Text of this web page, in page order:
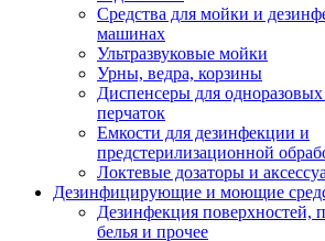
Средства для мойки и
машинах
Ультразвуковые мойки
Урны, ведра, корзины
Диспенсеры для
перчаток
Емкости для дезинфекции и
предстерилизационной
Локтевые дозаторы и
Дезинфицирующие и моющие
Дезинфекция поверхностей,
белья и прочее